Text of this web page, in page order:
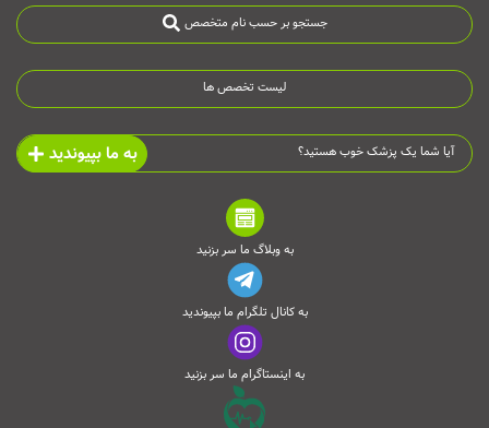
جستجو بر حسب نام متخصص
لیست تخصص ها
آیا شما یک پزشک خوب هستید؟ به ما بپیوندید
به وبلاگ ما سر بزنید
به کانال تلگرام ما بپیوندید
به اینستاگرام ما سر بزنید